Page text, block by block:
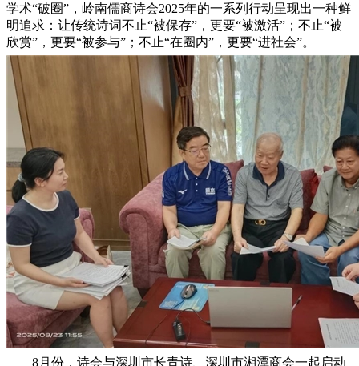
学术“破圈”，岭南儒商诗会2025年的一系列行动呈现出一种鲜
明追求：让传统诗词不止“被保存”，更要“被激活”；不止“被
欣赏”，更要“被参与”；不止“在圈内”，更要“进社会”。
8月份，诗会与深圳市长青诗、深圳市湘潭商会一起启动